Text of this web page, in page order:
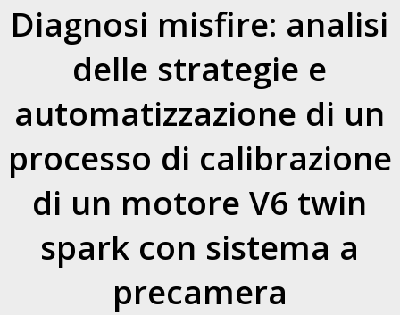
Diagnosi misfire: analisi
delle strategie e
automatizzazione di un
processo di calibrazione
di un motore V6 twin
spark con sistema a
precamera